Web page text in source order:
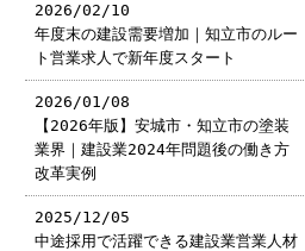
2026/02/10
年度末の建設需要増加｜知立市のルー
ト営業求人で新年度スタート
2026/01/08
【2026年版】安城市・知立市の塗装
業界｜建設業2024年問題後の働き方
改革実例
2025/12/05
中途採用で活躍できる建設業営業人材